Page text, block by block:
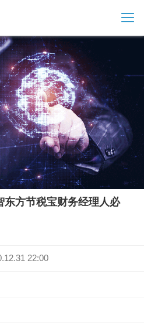
东方节税宝财务经理人必
～2020.12.31 22:00